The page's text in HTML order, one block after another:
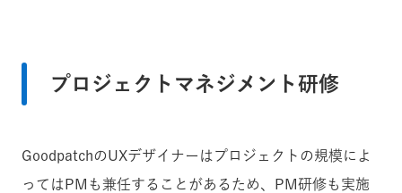
プロジェクトマネジメント研修
GoodpatchのUXデザイナーはプロジェクトの規模によ
ってはPMも兼任することがあるため、PM研修も実施